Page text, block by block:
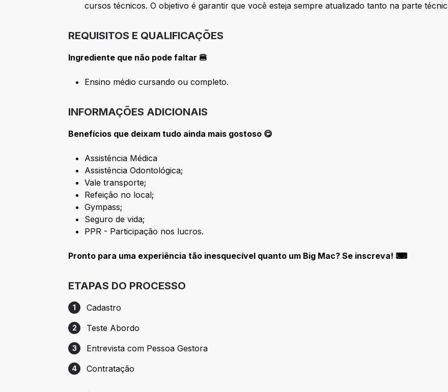
cursos técnicos. O objetivo é garantir que você esteja sempre atualizado tanto na parte
REQUISITOS E QUALIFICAÇÕES
Ingrediente que não pode faltar 🍔
Ensino médio cursando ou completo.
INFORMAÇÕES ADICIONAIS
Benefícios que deixam tudo ainda mais gostoso 😋
Assistência Médica
Assistência Odontológica;
Vale transporte;
Refeição no local;
Gympass;
Seguro de vida;
PPR - Participação nos lucros.
Pronto para uma experiência tão inesquecível quanto um Big Mac? Se inscreva! ⌨
ETAPAS DO PROCESSO
Etapa 1: Cadastro
1 Cadastro
Etapa 2: Teste Abordo
2 Teste Abordo
Etapa 3: Entrevista com Pessoa Gestora
3 Entrevista com Pessoa Gestora
Etapa 4: Contratação
4 Contratação